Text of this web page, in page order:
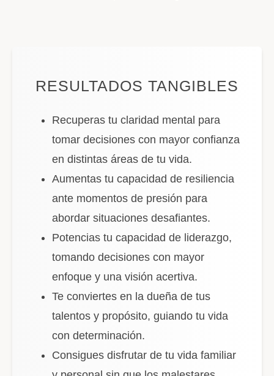
RESULTADOS TANGIBLES
Recuperas tu claridad mental para
tomar decisiones con mayor confianza
en distintas áreas de tu vida.
Aumentas tu capacidad de resiliencia
ante momentos de presión para
abordar situaciones desafiantes.
Potencias tu capacidad de liderazgo,
tomando decisiones con mayor
enfoque y una visión acertiva.
Te conviertes en la dueña de tus
talentos y propósito, guiando tu vida
con determinación.
Consigues disfrutar de tu vida familiar